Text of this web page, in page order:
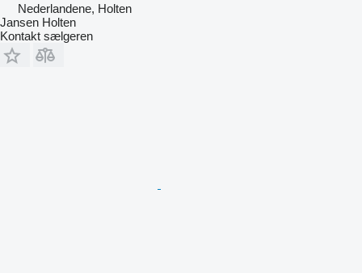
Nederlandene, Holten
Jansen Holten
Kontakt sælgeren